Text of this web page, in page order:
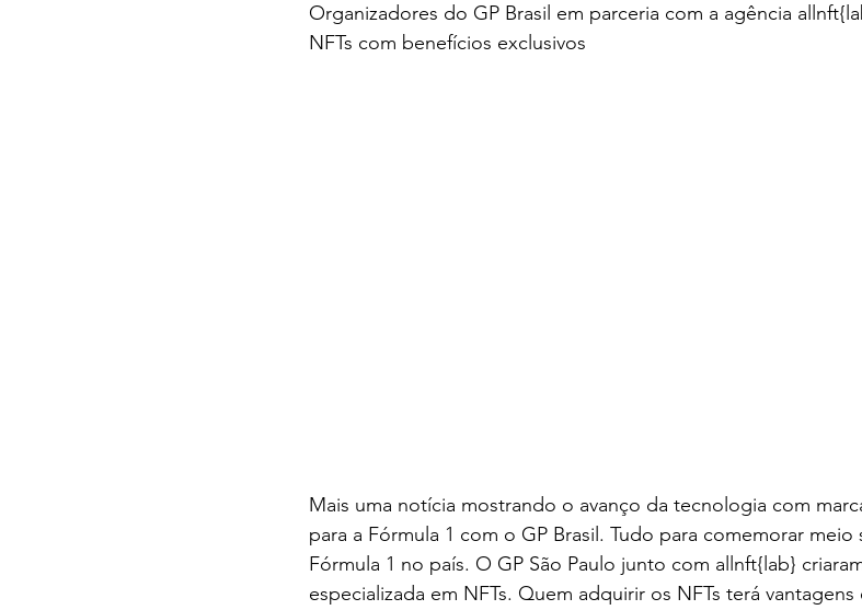
Organizadores do GP Brasil em parceria com a agência
NFTs com benefícios exclusivos
Mais uma notícia mostrando o avanço da tecnologia com
para a Fórmula 1 com o GP Brasil. Tudo para comemorar
Fórmula 1 no país. O GP São Paulo junto com allnft{lab}
especializada em NFTs. Quem adquirir os NFTs terá